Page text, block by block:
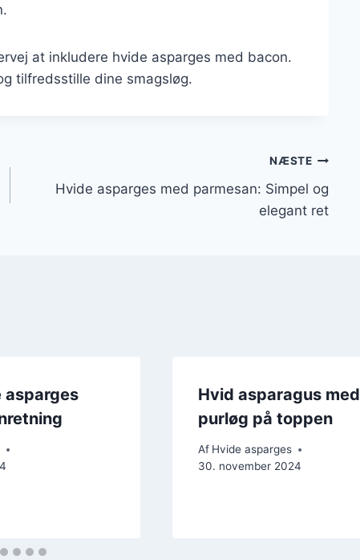
at inkludere hvide asparges med bacon.
tilfredsstille dine smagsløg.
NÆSTE
Hvide asparges med parmesan: Simpel og
elegant ret
asparges
Hvid asparagus med
purløg på toppen
Af Hvide asparges
30. november 2024